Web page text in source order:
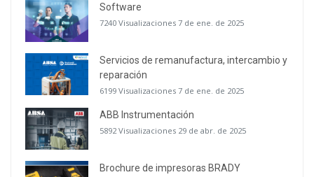
Software
7240 Visualizaciones 7 de ene. de 2025
Servicios de remanufactura, intercambio y
reparación
6199 Visualizaciones 7 de ene. de 2025
ABB Instrumentación
5892 Visualizaciones 29 de abr. de 2025
Brochure de impresoras BRADY